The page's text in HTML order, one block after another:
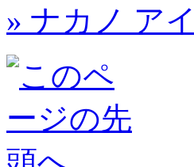
» ナカノ ア